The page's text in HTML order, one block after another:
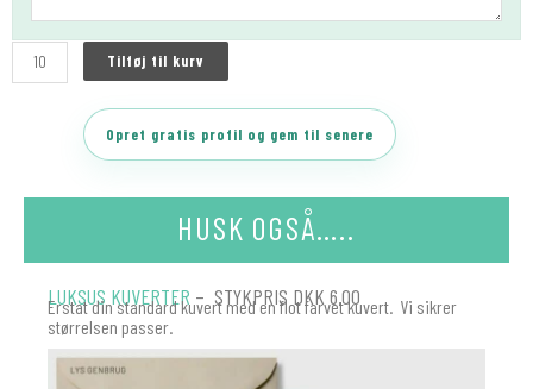
Tilføj til kurv
Opret gratis profil og gem til senere
HUSK OGSÅ…..
LUKSUS KUVERTER – STYKPRIS DKK 6.00
Erstat din standard kuvert med en flot farvet kuvert. Vi sikrer
størrelsen passer.